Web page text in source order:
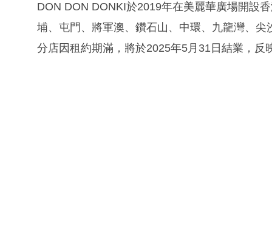
DON DON DONKI於2019年在美麗華廣場開設
埔、屯門、將軍澳、鑽石山、中環、九龍灣、
分店因租約期滿，將於2025年5月31日結業，反